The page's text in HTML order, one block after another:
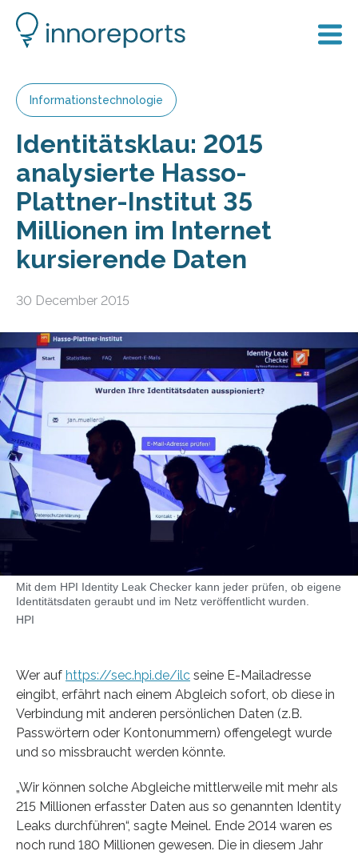
Informationstechnologie
Identitätsklau: 2015
analysierte Hasso-
Plattner-Institut 35
Millionen im Internet
kursierende Daten
30 December 2015
Mit dem HPI Identity Leak Checker kann jeder prüfen, ob eigene
Identitätsdaten geraubt und im Netz veröffentlicht wurden.
HPI
Wer auf https://sec.hpi.de/ilc seine E-Mailadresse
eingibt, erfährt nach einem Abgleich sofort, ob diese in
Verbindung mit anderen persönlichen Daten (z.B.
Passwörtern oder Kontonummern) offengelegt wurde
und so missbraucht werden könnte.
„Wir können solche Abgleiche mittlerweile mit mehr als
215 Millionen erfasster Daten aus so genannten Identity
Leaks durchführen“, sagte Meinel. Ende 2014 waren es
noch rund 180 Millionen gewesen. Die in diesem Jahr